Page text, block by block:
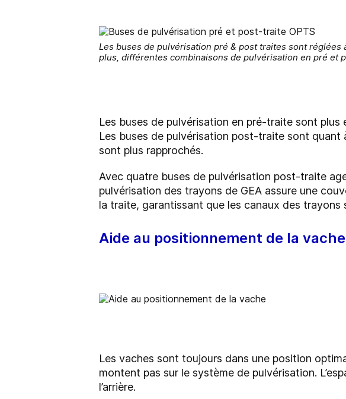
Les buses de pulvérisation pré & post traites sont
plus, différentes combinaisons de pulvérisation en pré et
Les buses de pulvérisation en pré-traite sont
Les buses de pulvérisation post-traite sont quant
sont plus rapprochés.
Avec quatre buses de pulvérisation post-traite
pulvérisation des trayons de GEA assure une
la traite, garantissant que les canaux des
Aide au positionnement de la vache
Les vaches sont toujours dans une position
montent pas sur le système de pulvérisation.
l’arrière.